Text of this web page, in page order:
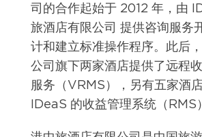
司的合作起始于 2012 年，由
旅酒店有限公司 提供咨询服务
计和建立标准操作程序。此后
公司旗下两家酒店提供了远程
服务（VRMS），另有五家酒
IDeaS 的收益管理系统（RMS